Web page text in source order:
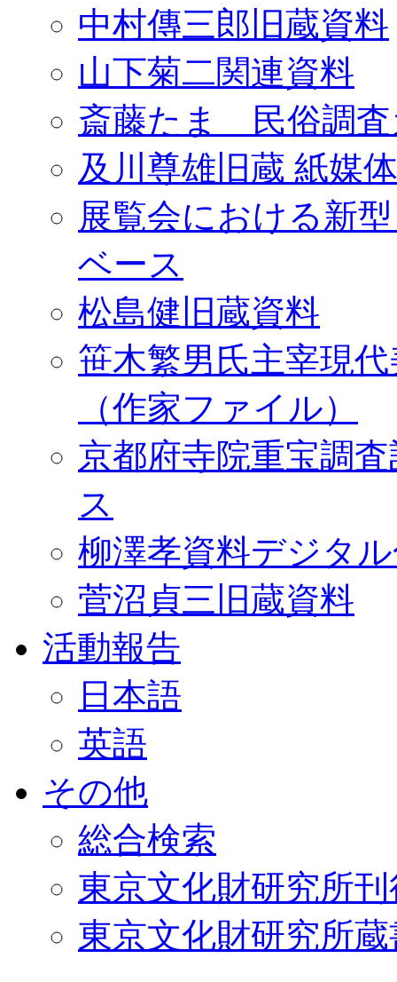
中村傳三郎旧蔵資料
山下菊二関連資料
斎藤たま 民俗調査
及川尊雄旧蔵 紙媒
展覧会における新
ベース
松島健旧蔵資料
笹木繁男氏主宰現
（作家ファイル）
京都府寺院重宝調
ス
柳澤孝資料デジタ
菅沼貞三旧蔵資料
活動報告
日本語
英語
その他
総合検索
東京文化財研究所
東京文化財研究所